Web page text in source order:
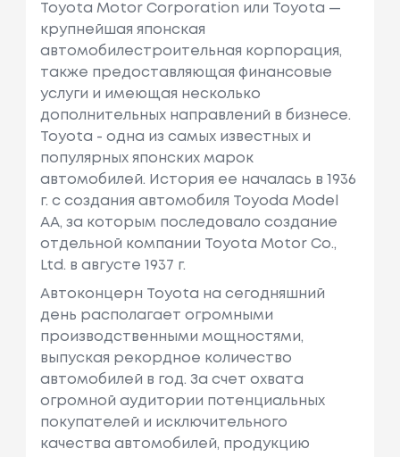
Toyota Motor Corporation или Toyota —
крупнейшая японская
автомобилестроительная корпорация,
также предоставляющая финансовые
услуги и имеющая несколько
дополнительных направлений в бизнесе.
Toyota - одна из самых известных и
популярных японских марок
автомобилей. История ее началась в 1936
г. с создания автомобиля Toyoda Model
AA, за которым последовало создание
отдельной компании Toyota Motor Co.,
Ltd. в августе 1937 г.
Автоконцерн Toyota на сегодняшний
день располагает огромными
производственными мощностями,
выпуская рекордное количество
автомобилей в год. За счет охвата
огромной аудитории потенциальных
покупателей и исключительного
качества автомобилей, продукцию